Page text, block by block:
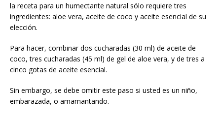
la receta para un humectante natural sólo requiere tres
ingredientes: aloe vera, aceite de coco y aceite esencial de su
elección.
Para hacer, combinar dos cucharadas (30 ml) de aceite de
coco, tres cucharadas (45 ml) de gel de aloe vera, y de tres a
cinco gotas de aceite esencial.
Sin embargo, se debe omitir este paso si usted es un niño,
embarazada, o amamantando.